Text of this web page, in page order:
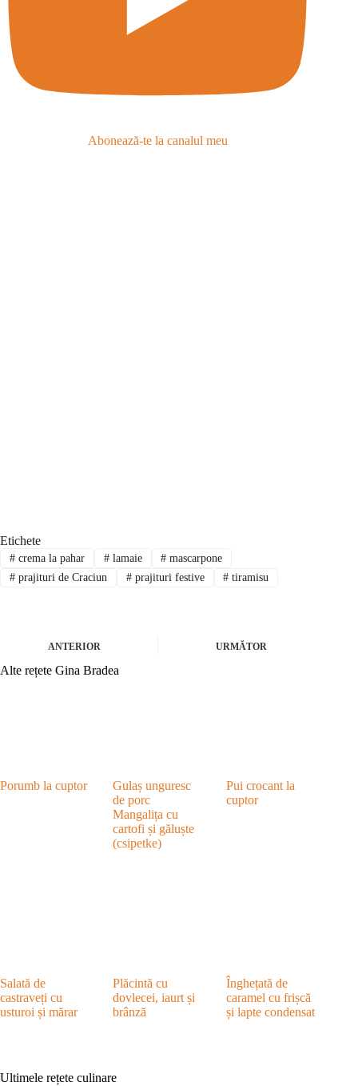
Abonează-te la canalul meu
Etichete
#crema la pahar #lamaie # mascarpone
#prajituri de Craciun #prajituri festive # tiramisu
ANTERIOR URMĂTOR
Alte rețete Gina Bradea
Porumb la cuptor
Gulaș unguresc
de porc
Mangalița cu
cartofi și găluște
(csipetke)
Pui crocant la
cuptor
Salată de
castraveți cu
usturoi și mărar
Plăcintă cu
dovlecei, iaurt și
brânză
Înghețată de
caramel cu frișcă
și lapte condensat
Ultimele rețete culinare